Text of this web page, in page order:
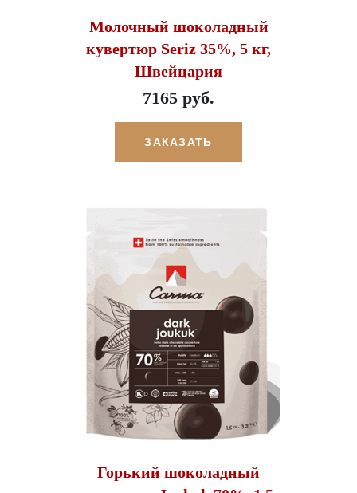
Молочный шоколадный
кувертюр Seriz 35%, 5 кг,
Швейцария
7165 руб.
ЗАКАЗАТЬ
Горький шоколадный